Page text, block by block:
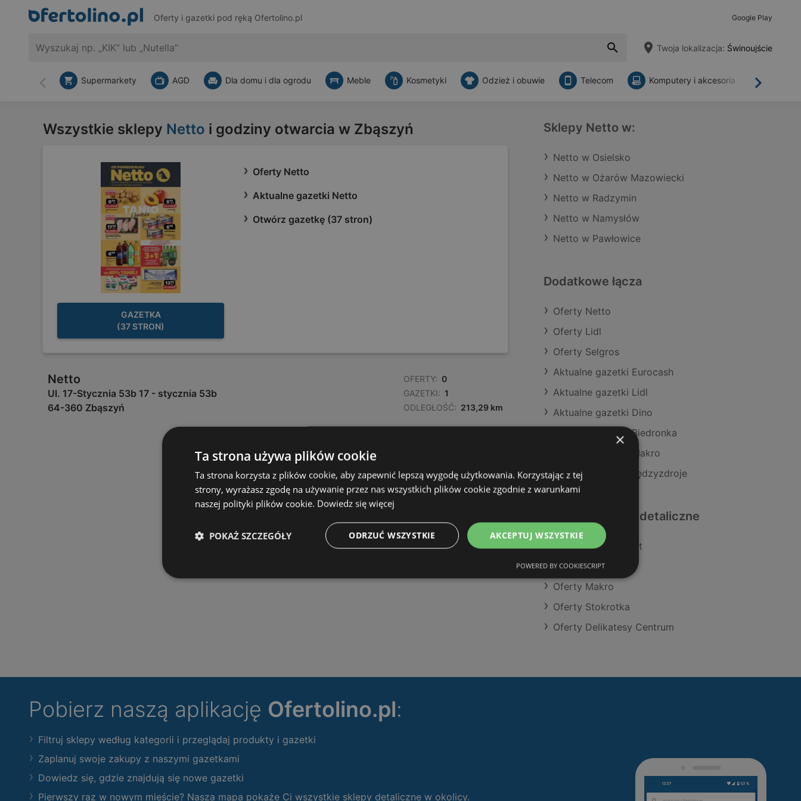
Oferty i gazetki pod ręką Ofertolino.pl Google Play
Twoja lokalizacja: Świnoujście
Wstecz Dalej
Supermarkety AGD Dla domu i dla ogrodu Meble Kosmetyki Odzież i obuwie Telecom Komputery i akcesoria
Wszystkie sklepy Netto i godziny otwarcia w Zbąszyń
GAZETKA
(37 STRON)
Oferty Netto
Aktualne gazetki Netto
Otwórz gazetkę (37 stron)
Netto
Ul. 17-Stycznia 53b 17 - stycznia 53b
64-360 Zbąszyń
OFERTY: 0
GAZETKI: 1
ODLEGŁOŚĆ: 213,29 km
Sklepy Netto w:
Netto w Osielsko
Netto w Ożarów Mazowiecki
Netto w Radzymin
Netto w Namysłów
Netto w Pawłowice
Dodatkowe łącza
Oferty Netto
Oferty Lidl
Oferty Selgros
Aktualne gazetki Eurocash
Aktualne gazetki Lidl
Aktualne gazetki Dino
Aktualne gazetki Biedronka
Aktualne gazetki Makro
Sklepy Netto w Międzyzdroje
Podobne sklepy detaliczne
Oferty POLOmarket
Oferty Aldi
Oferty Makro
Oferty Stokrotka
Oferty Delikatesy Centrum
Pobierz naszą aplikację Ofertolino.pl:
Filtruj sklepy według kategorii i przeglądaj produkty i gazetki
Zaplanuj swoje zakupy z naszymi gazetkami
Dowiedz się, gdzie znajdują się nowe gazetki
Pierwszy raz w nowym mieście? Nasza mapa pokaże Ci wszystkie sklepy detaliczne w okolicy.
×
Ta strona używa plików cookie
Ta strona korzysta z plików cookie, aby zapewnić lepszą wygodę użytkowania. Korzystając z tej
strony, wyrażasz zgodę na używanie przez nas wszystkich plików cookie zgodnie z warunkami
naszej polityki plików cookie. Dowiedz się więcej
AKCEPTUJ WSZYSTKIE
ODRZUĆ WSZYSTKIE
POKAŻ SZCZEGÓŁY
POWERED BY COOKIESCRIPT